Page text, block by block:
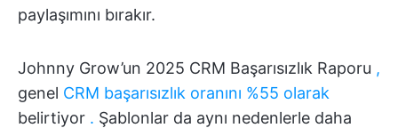
paylaşımını bırakır.
Johnny Grow’un 2025 CRM Başarısızlık Raporu ,
genel CRM başarısızlık oranını %55 olarak
belirtiyor . Şablonlar da aynı nedenlerle daha